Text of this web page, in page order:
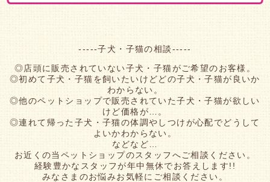
-----子犬・子猫の相談-----
◎店頭に販売されていない子犬・子猫がご希望のお客様。
◎初めて子犬・子猫を飼いたいけどどの子犬・子猫が良いか
わからない。
◎他のペットショップで販売されていた子犬・子猫が欲しい
けど価格が…。
◎連れて帰った子犬・子猫の体調やしつけが心配でどうして
よいかわからない。
などなど…
お近くの当ペットショップのスタッフへご相談ください。
経験豊かなスタッフが年中無休でお答えします!!
みなさまのお悩みお気軽にご相談ください。